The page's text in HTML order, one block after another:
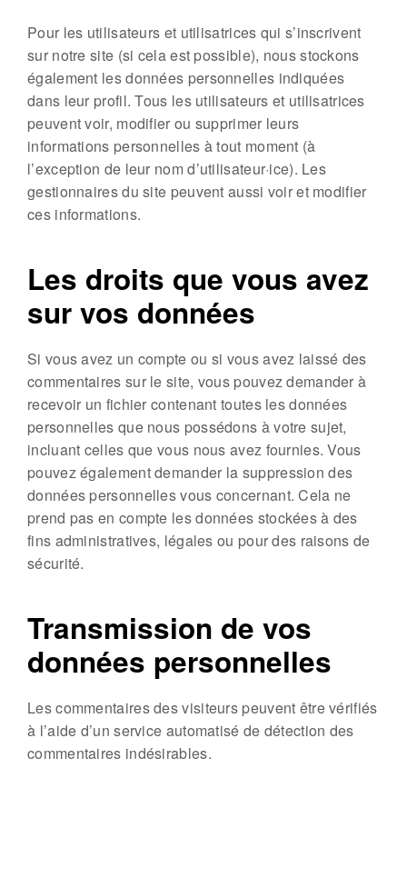
Pour les utilisateurs et utilisatrices qui s’inscrivent
sur notre site (si cela est possible), nous stockons
également les données personnelles indiquées
dans leur profil. Tous les utilisateurs et utilisatrices
peuvent voir, modifier ou supprimer leurs
informations personnelles à tout moment (à
l’exception de leur nom d’utilisateur·ice). Les
gestionnaires du site peuvent aussi voir et modifier
ces informations.
Les droits que vous avez
sur vos données
Si vous avez un compte ou si vous avez laissé des
commentaires sur le site, vous pouvez demander à
recevoir un fichier contenant toutes les données
personnelles que nous possédons à votre sujet,
incluant celles que vous nous avez fournies. Vous
pouvez également demander la suppression des
données personnelles vous concernant. Cela ne
prend pas en compte les données stockées à des
fins administratives, légales ou pour des raisons de
sécurité.
Transmission de vos
données personnelles
Les commentaires des visiteurs peuvent être vérifiés
à l’aide d’un service automatisé de détection des
commentaires indésirables.